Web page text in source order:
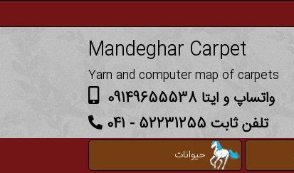
Mandeghar Carpet
Yarn and computer map of carpets
واتساپ و ایتا 09149655538
تلفن ثابت 52231255 - 041
حیوانات